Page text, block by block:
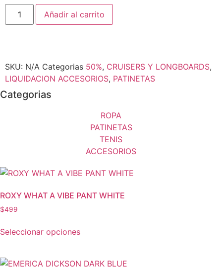
Añadir al carrito
SKU: N/A Categorias 50%, CRUISERS Y LONGBOARDS,
LIQUIDACION ACCESORIOS, PATINETAS
Categorias
ROPA
PATINETAS
TENIS
ACCESORIOS
ROXY WHAT A VIBE PANT WHITE
$499
Seleccionar opciones